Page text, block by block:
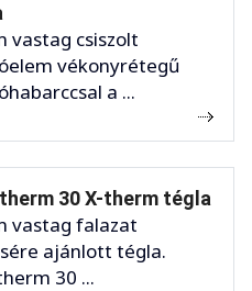
vastag csiszolt
vékonyrétegű
a ...
30 X-therm tégla
vastag falazat
ajánlott tégla.
30 ...